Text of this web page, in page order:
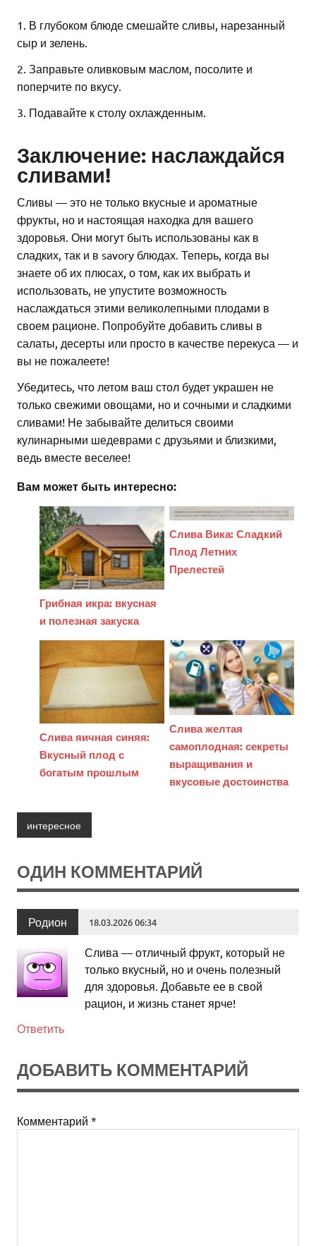
1. В глубоком блюде смешайте сливы, нарезанный
сыр и зелень.
2. Заправьте оливковым маслом, посолите и
поперчите по вкусу.
3. Подавайте к столу охлажденным.
Заключение: наслаждайся
сливами!
Сливы — это не только вкусные и ароматные
фрукты, но и настоящая находка для вашего
здоровья. Они могут быть использованы как в
сладких, так и в savory блюдах. Теперь, когда вы
знаете об их плюсах, о том, как их выбрать и
использовать, не упустите возможность
наслаждаться этими великолепными плодами в
своем рационе. Попробуйте добавить сливы в
салаты, десерты или просто в качестве перекуса — и
вы не пожалеете!
Убедитесь, что летом ваш стол будет украшен не
только свежими овощами, но и сочными и сладкими
сливами! Не забывайте делиться своими
кулинарными шедеврами с друзьями и близкими,
ведь вместе веселее!
Вам может быть интересно:
Грибная икра: вкусная
и полезная закуска
Слива Вика: Сладкий
Плод Летних
Прелестей
Слива яичная синяя:
Вкусный плод с
богатым прошлым
Слива желтая
самоплодная: секреты
выращивания и
вкусовые достоинства
интересное
ОДИН КОММЕНТАРИЙ
Родион 18.03.2026 06:34
Слива — отличный фрукт, который не
только вкусный, но и очень полезный
для здоровья. Добавьте ее в свой
рацион, и жизнь станет ярче!
Ответить
ДОБАВИТЬ КОММЕНТАРИЙ
Комментарий *